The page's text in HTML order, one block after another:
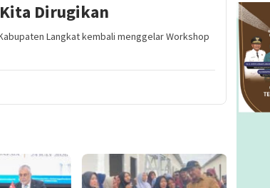
Dirugikan
Langkat kembali menggelar Workshop